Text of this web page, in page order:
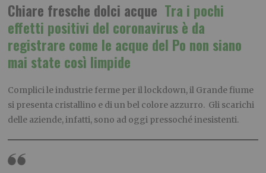
Chiare fresche dolci acque Tra i pochi
effetti positivi del coronavirus è da
registrare come le acque del Po non siano
mai state così limpide
Complici le industrie ferme per il lockdown, il Grande fiume
si presenta cristallino e di un bel colore azzurro. Gli scarichi
delle aziende, infatti, sono ad oggi pressoché inesistenti.